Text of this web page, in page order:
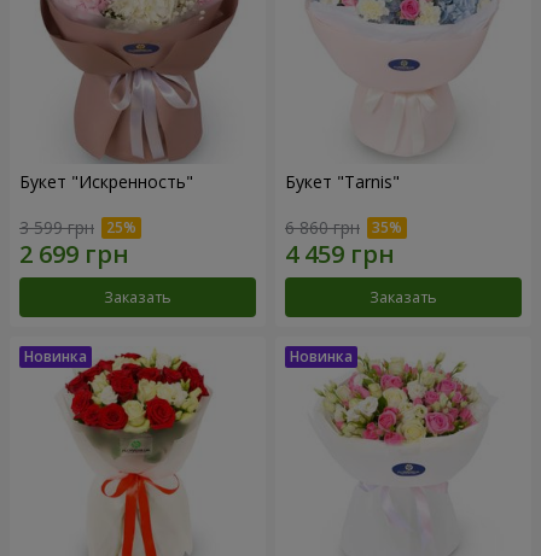
Букет "Искренность"
3 599 грн
Заказать
Букет "Tarnis"
6 860 грн
Заказать